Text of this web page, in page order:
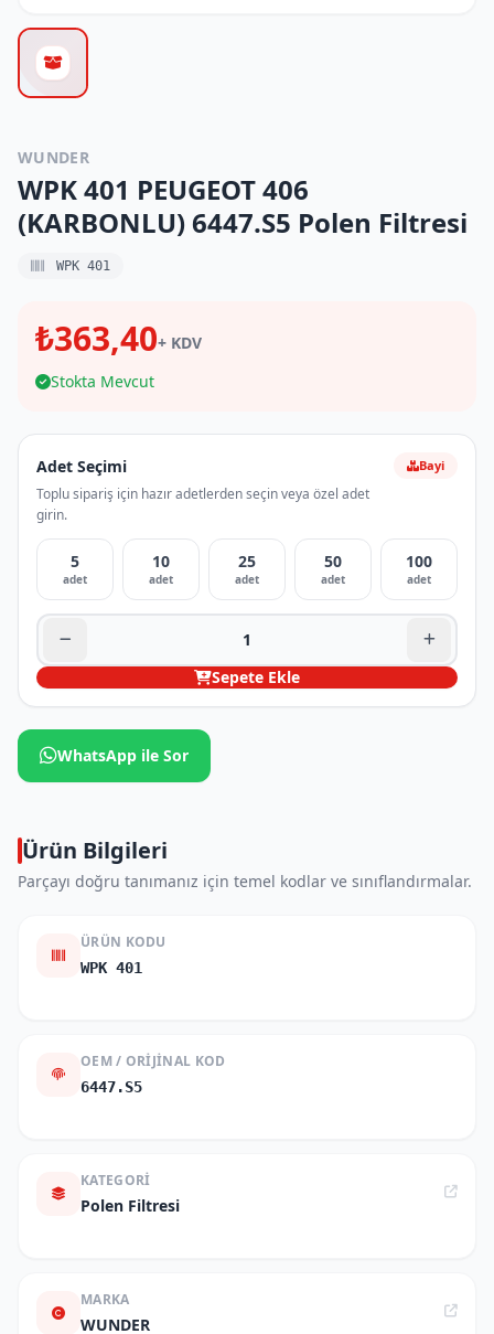
WUNDER
WPK 401 PEUGEOT 406
(KARBONLU) 6447.S5 Polen Filtresi
WPK 401
₺363,40+ KDV
Stokta Mevcut
Adet Seçimi
Toplu sipariş için hazır adetlerden seçin veya özel adet
girin.
Bayi
5
adet
10
adet
25
adet
50
adet
100
adet
Sepete Ekle
WhatsApp ile Sor
Ürün Bilgileri
Parçayı doğru tanımanız için temel kodlar ve sınıflandırmalar.
ÜRÜN KODU
WPK 401
OEM / ORIJINAL KOD
6447.S5
KATEGORI
Polen Filtresi
MARKA
WUNDER